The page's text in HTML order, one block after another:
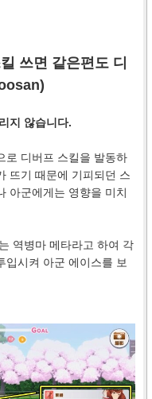
쓰면 같은편도 디
)
지 않습니다.
로 디버프 스킬을 발동하
뜨기 때문에 기피되던 스
아군에게는 영향을 미치
역병마 메타라고 하여 각
입시켜 아군 에이스를 보